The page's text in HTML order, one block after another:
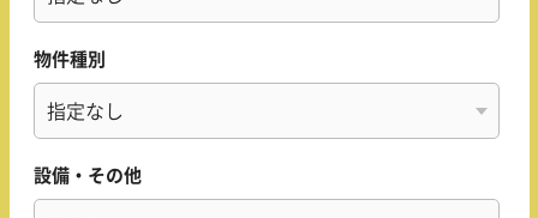
物件種別
設備・その他